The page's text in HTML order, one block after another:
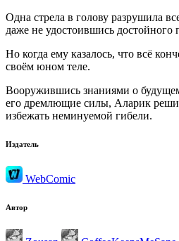
Одна стрела в голову разрушила
даже не удостоившись достойного
Но когда ему казалось, что всё
своём юном теле.
Вооружившись знаниями о
его дремлющие силы, Аларик
избежать неминуемой гибели.
Издатель
WebComic
Автор